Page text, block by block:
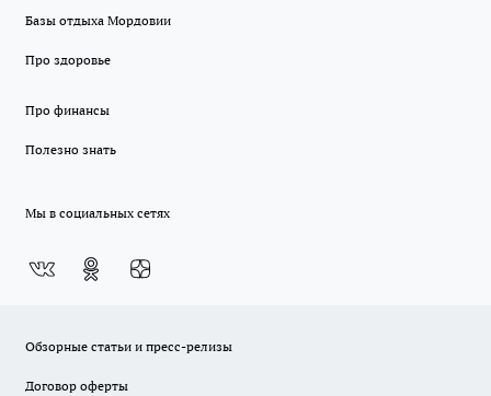
Базы отдыха Мордовии
Про здоровье
Про финансы
Полезно знать
Мы в социальных сетях
Обзорные статьи и пресс-релизы
Договор оферты